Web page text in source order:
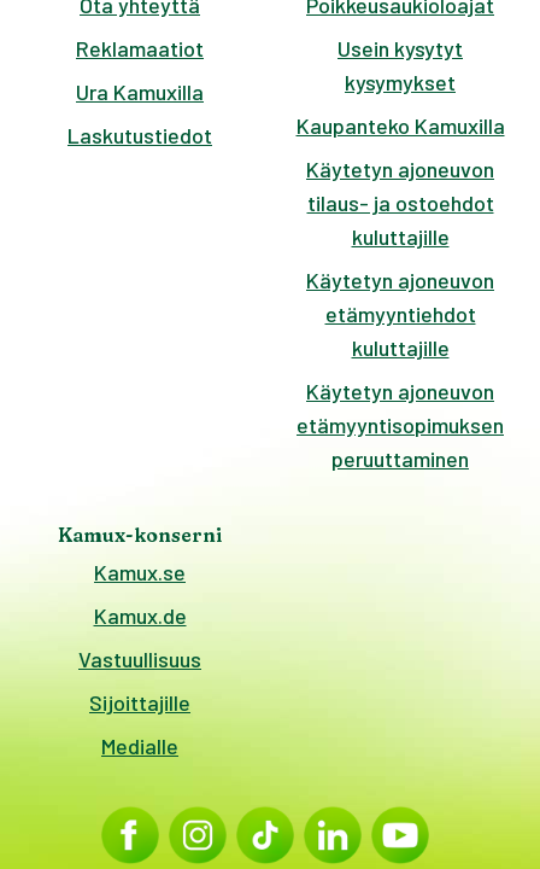
Reklamaatiot
Ura Kamuxilla
Laskutustiedot
Usein kysytyt
kysymykset
Kaupanteko Kamuxilla
Käytetyn ajoneuvon
tilaus- ja ostoehdot
kuluttajille
Käytetyn ajoneuvon
etämyyntiehdot
kuluttajille
Käytetyn ajoneuvon
etämyyntisopimuksen
peruuttaminen
Kamux-konserni
Kamux.se
Kamux.de
Vastuullisuus
Sijoittajille
Medialle